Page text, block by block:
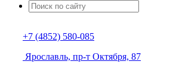
+7 (4852) 580-085
Ярославль, пр-т Октября, 87